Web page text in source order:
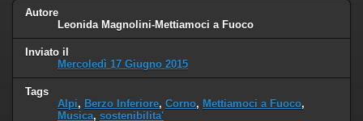
Autore
Leonida Magnolini-Mettiamoci a Fuoco
Inviato il
Mercoledì 17 Giugno 2015
Tags
Alpi, Berzo Inferiore, Corno, Mettiamoci a Fuoco,
Musica, sostenibilita'